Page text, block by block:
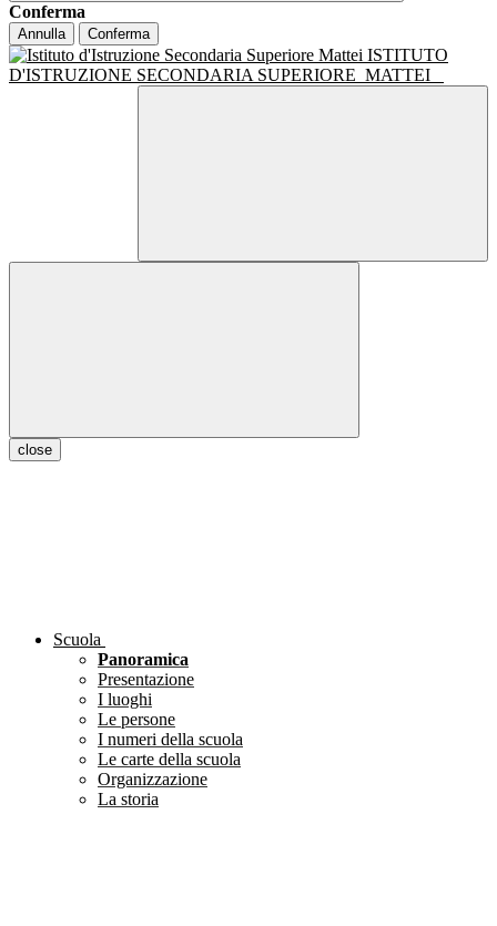
Conferma
Annulla Conferma
ISTITUTO
D'ISTRUZIONE SECONDARIA SUPERIORE MATTEI
close
Scuola
Panoramica
Presentazione
I luoghi
Le persone
I numeri della scuola
Le carte della scuola
Organizzazione
La storia